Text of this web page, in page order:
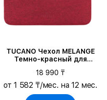
TUCANO Чехол MELANGE
Темно-красный для
ноутбуков до 13"/MacBook
Air 15.3/MacBook Pro 15
18 990 ₸
от 1 582 ₸/мес. на 12 мес.